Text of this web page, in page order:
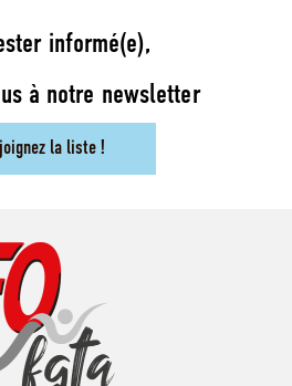
informé(e),
à notre newsletter
la liste !